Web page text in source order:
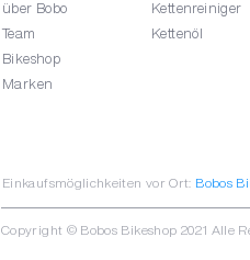
Kettenreiniger
Kettenöl
über Bobo
Team
Bikeshop
Marken
Einkaufsmöglichkeiten vor Ort: Bobos
Copyright © Bobos Bikeshop 2021 Alle